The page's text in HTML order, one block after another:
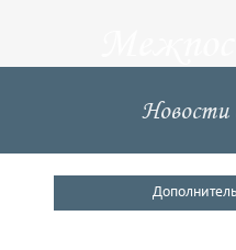
Новости